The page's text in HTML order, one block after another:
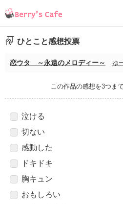
ひとこと感想投票
恋ウタ ～永遠のメロディー～ ゆ
この作品の感想を3つま
泣ける
切ない
感動した
ドキドキ
胸キュン
おもしろい